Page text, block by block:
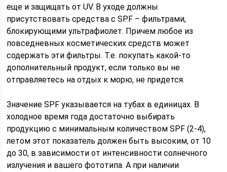
еще и защищать от UV. В уходе должны
присутствовать средства с SPF – фильтрами,
блокирующими ультрафиолет. Причем любое из
повседневных косметических средств может
содержать эти фильтры. Т.е. покупать какой-то
дополнительный продукт, если только вы не
отправляетесь на отдых к морю, не придется.
Значение SPF указывается на тубах в единицах. В
холодное время года достаточно выбирать
продукцию с минимальным количеством SPF (2-4),
летом этот показатель должен быть высоким, от 10
до 30, в зависимости от интенсивности солнечного
излучения и вашего фототипа. А при наличии